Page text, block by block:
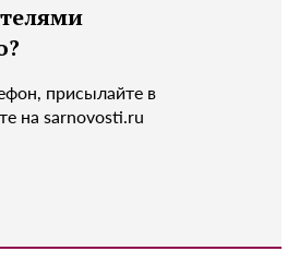
присылайте в
на sarnovosti.ru